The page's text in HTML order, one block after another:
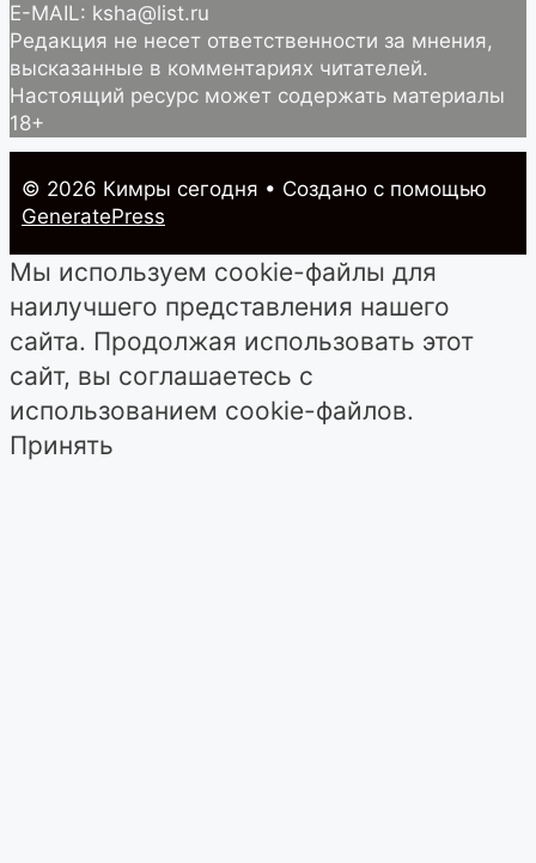
E-MAIL: ksha@list.ru
Редакция не несет ответственности за мнения,
высказанные в комментариях читателей.
Настоящий ресурс может содержать материалы
18+
© 2026 Кимры cегодня • Создано с помощью
GeneratePress
Мы используем cookie-файлы для
наилучшего представления нашего
сайта. Продолжая использовать этот
сайт, вы соглашаетесь с
использованием cookie-файлов.
Принять